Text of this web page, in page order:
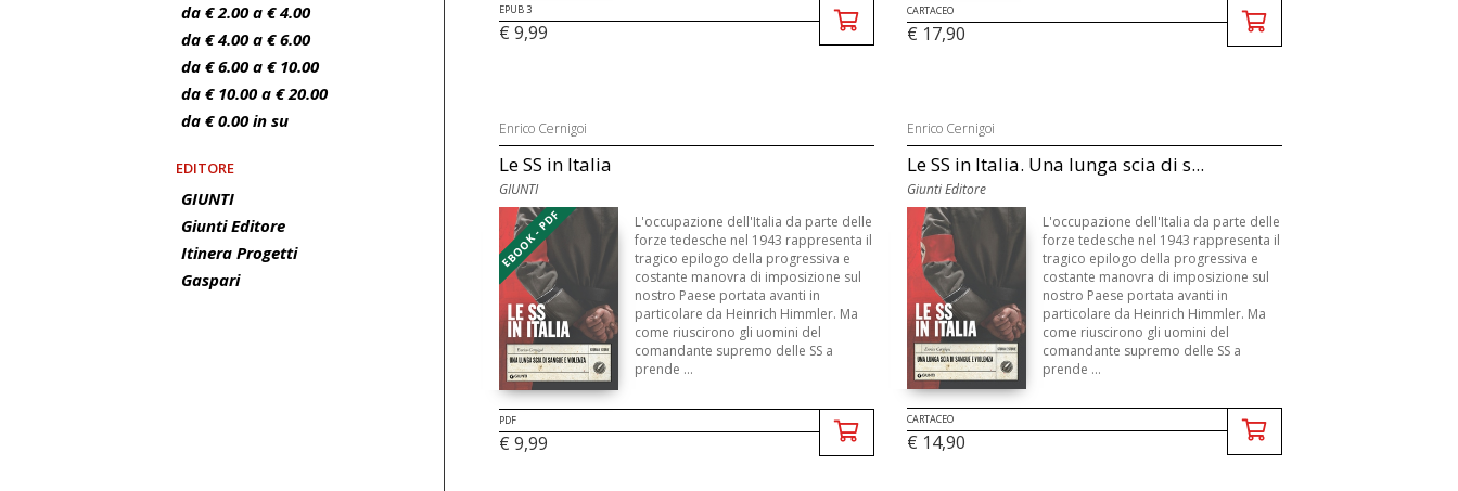
da € 2.00 a € 4.00
da € 4.00 a € 6.00
da € 6.00 a € 10.00
da € 10.00 a € 20.00
da € 0.00 in su
EDITORE
GIUNTI
Giunti Editore
Itinera Progetti
Gaspari
EPUB 3
€ 9,99
CARTACEO
€ 17,90
Enrico Cernigoi
Le SS in Italia
GIUNTI
EBOOK - PDF
L'occupazione dell'Italia da parte delle
forze tedesche nel 1943 rappresenta il
tragico epilogo della progressiva e
costante manovra di imposizione sul
nostro Paese portata avanti in
particolare da Heinrich Himmler. Ma
come riuscirono gli uomini del
comandante supremo delle SS a
prende ...
PDF
€ 9,99
Enrico Cernigoi
Le SS in Italia. Una lunga scia di s...
Giunti Editore
L'occupazione dell'Italia da parte delle
forze tedesche nel 1943 rappresenta il
tragico epilogo della progressiva e
costante manovra di imposizione sul
nostro Paese portata avanti in
particolare da Heinrich Himmler. Ma
come riuscirono gli uomini del
comandante supremo delle SS a
prende ...
CARTACEO
€ 14,90